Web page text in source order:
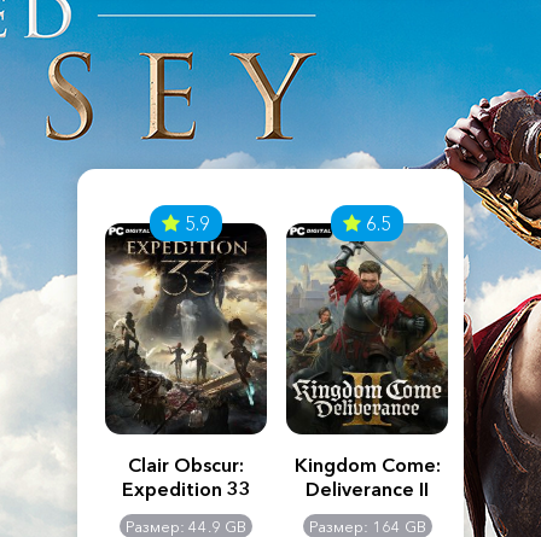
Creed
5.9
Clair Obscur:
Expedition 33
Размер: 44.9 GB
6.5
Kingdom Come:
Deliverance II
Размер: 164 GB
The